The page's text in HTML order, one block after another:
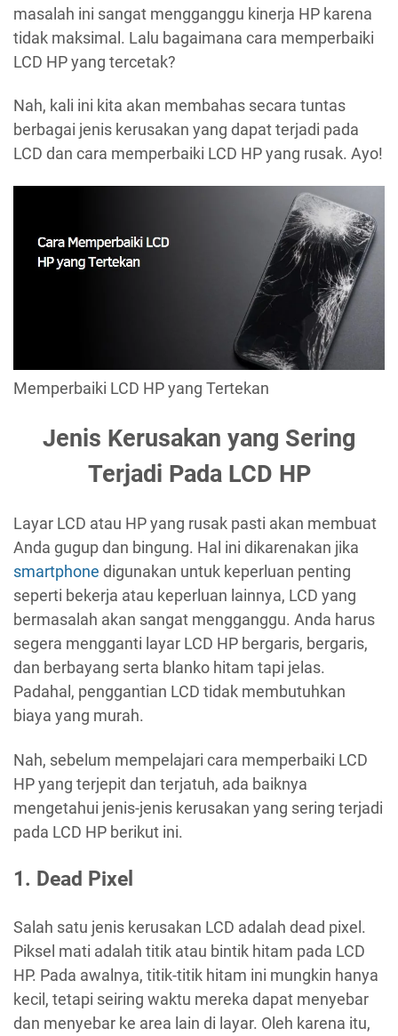
masalah ini sangat mengganggu kinerja HP ​​karena
tidak maksimal. Lalu bagaimana cara memperbaiki
LCD HP yang tercetak?
Nah, kali ini kita akan membahas secara tuntas
berbagai jenis kerusakan yang dapat terjadi pada
LCD dan cara memperbaiki LCD HP yang rusak. Ayo!
Memperbaiki LCD HP yang Tertekan
Jenis Kerusakan yang Sering
Terjadi Pada LCD HP
Layar LCD atau HP yang rusak pasti akan membuat
Anda gugup dan bingung. Hal ini dikarenakan jika
smartphone digunakan untuk keperluan penting
seperti bekerja atau keperluan lainnya, LCD yang
bermasalah akan sangat mengganggu. Anda harus
segera mengganti layar LCD HP bergaris, bergaris,
dan berbayang serta blanko hitam tapi jelas.
Padahal, penggantian LCD tidak membutuhkan
biaya yang murah.
Nah, sebelum mempelajari cara memperbaiki LCD
HP yang terjepit dan terjatuh, ada baiknya
mengetahui jenis-jenis kerusakan yang sering terjadi
pada LCD HP berikut ini.
1. Dead Pixel
Salah satu jenis kerusakan LCD adalah dead pixel.
Piksel mati adalah titik atau bintik hitam pada LCD
HP. Pada awalnya, titik-titik hitam ini mungkin hanya
kecil, tetapi seiring waktu mereka dapat menyebar
dan menyebar ke area lain di layar. Oleh karena itu,